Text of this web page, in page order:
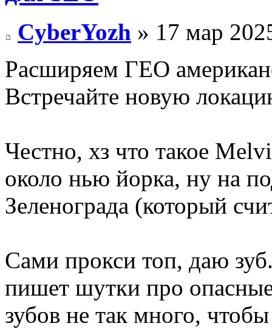
CyberYozh » 17 мар
Расширяем ГЕО
Встречайте новую
Честно, хз что такое
около нью йорка, ну на
Зеленограда (который
Сами прокси топ, даю
пишет шутки про
зубов не так много,